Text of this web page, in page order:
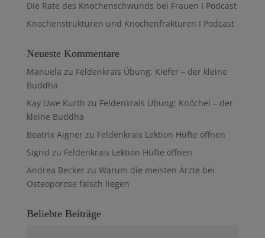
Die Rate des Knochenschwunds bei Frauen I Podcast
Knochenstrukturen und Knochenfrakturen I Podcast
Neueste Kommentare
Manuela zu Feldenkrais Übung: Kiefer – der kleine
Buddha
Kay Uwe Kurth zu Feldenkrais Übung: Knöchel – der
kleine Buddha
Beatrix Aignerzu Feldenkrais Lektion Hüfte öffnen
Sigrid zu Feldenkrais Lektion Hüfte öffnen
Andrea Beckerzu Warum die meisten Ärzte bei
Osteoporose falsch liegen
Beliebte Beiträge